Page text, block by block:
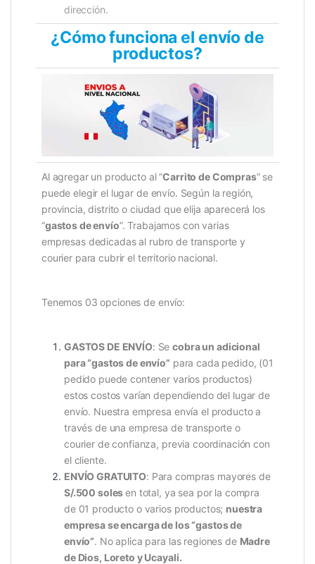
dirección.
¿Cómo funciona el envío de
productos?
Al agregar un producto al “Carrito de Compras” se
puede elegir el lugar de envío. Según la región,
provincia, distrito o ciudad que elija aparecerá los
“gastos de envío”. Trabajamos con varias
empresas dedicadas al rubro de transporte y
courier para cubrir el territorio nacional.
Tenemos 03 opciones de envío:
GASTOS DE ENVÍO: Secobra un adicional
para “gastos de envío” para cada pedido, (01
pedido puede contener varios productos)
estos costos varían dependiendo del lugar de
envío. Nuestra empresa envía el producto a
través de una empresa de transporte o
courier de confianza, previa coordinación con
el cliente.
ENVÍO GRATUITO: Para compras mayores de
S/.500 solesen total, ya sea por la compra
de 01 producto o varios productos; nuestra
empresa se encarga de los “gastos de
envío”. No aplica para las regiones de Madre
de Dios, Loreto y Ucayali.